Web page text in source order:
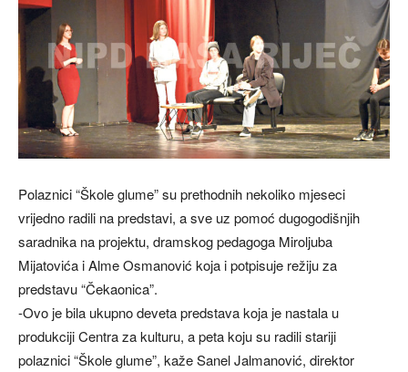
Polaznici “Škole glume” su prethodnih nekoliko mjeseci
vrijedno radili na predstavi, a sve uz pomoć dugogodišnjih
saradnika na projektu, dramskog pedagoga Miroljuba
Mijatovića i Alme Osmanović koja i potpisuje režiju za
predstavu “Čekaonica”.
-Ovo je bila ukupno deveta predstava koja je nastala u
produkciji Centra za kulturu, a peta koju su radili stariji
polaznici “Škole glume”, kaže Sanel Jalmanović, direktor